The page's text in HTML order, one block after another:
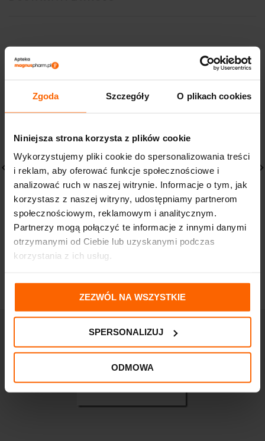
Zgoda Szczegóły O plikach cookies
Niniejsza strona korzysta z plików cookie
Wykorzystujemy pliki cookie do spersonalizowania treści
i reklam, aby oferować funkcje społecznościowe i
analizować ruch w naszej witrynie. Informacje o tym, jak
korzystasz z naszej witryny, udostępniamy partnerom
społecznościowym, reklamowym i analitycznym.
Partnerzy mogą połączyć te informacje z innymi danymi
otrzymanymi od Ciebie lub uzyskanymi podczas
korzystania z ich usług.
ZEZWÓL NA WSZYSTKIE
SPERSONALIZUJ
ODMOWA
PODOBNE PRODUKTY
Mustela SUN ochrona
słoneczna całej
RODZINY 2x100m
124,85 zł
Mustela Bebe Odżywcze
Mleczko z Cold Cream
200 ml
43,74zł